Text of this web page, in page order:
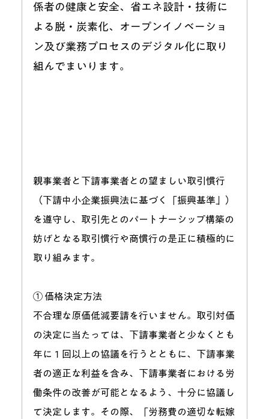
係者の健康と安全、省エネ設計・技術に
よる脱・炭素化、オープンイノベーショ
ン及び業務プロセスのデジタル化に取り
組んでまいります。
親事業者と下請事業者との望ましい取引慣行
（下請中小企業振興法に基づく「振興基準」）
を遵守し、取引先とのパートナーシップ構築の
妨げとなる取引慣行や商慣行の是正に積極的に
取り組みます。
① 価格決定方法
不合理な原価低減要請を行いません。取引対価
の決定に当たっては、下請事業者と少なくとも
年に１回以上の協議を行うとともに、下請事業
者の適正な利益を含み、下請事業者における労
働条件の改善が可能となるよう、十分に協議し
て決定します。その際、「労務費の適切な転嫁